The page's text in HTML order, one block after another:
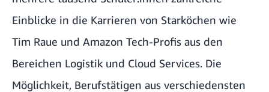
Einblicke in die Karrieren von Starköchen wie
Tim Raue und Amazon Tech-Profis aus den
Bereichen Logistik und Cloud Services. Die
Möglichkeit, Berufstätigen aus verschiedensten